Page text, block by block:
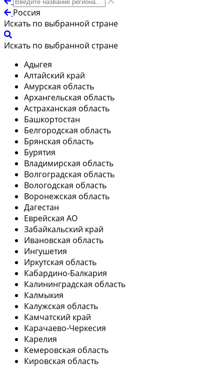
Россия
Искать по выбранной стране
Искать по выбранной стране
Адыгея
Алтайский край
Амурская область
Архангельская область
Астраханская область
Башкортостан
Белгородская область
Брянская область
Бурятия
Владимирская область
Волгоградская область
Вологодская область
Воронежская область
Дагестан
Еврейская АО
Забайкальский край
Ивановская область
Ингушетия
Иркутская область
Кабардино-Балкария
Калининградская область
Калмыкия
Калужская область
Камчатский край
Карачаево-Черкесия
Карелия
Кемеровская область
Кировская область